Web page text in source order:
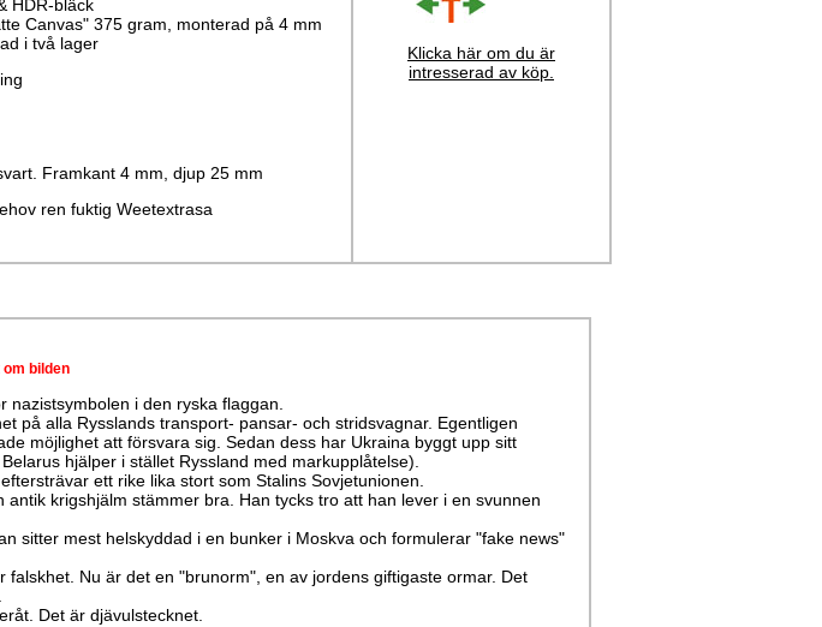
HDR-bläck
Canvas" 375 gram, monterad på 4 mm
i två lager
Framkant 4 mm, djup 25 mm
ren fuktig Weetextrasa
Klicka här om du är
intresserad av köp.
om bilden
i den ryska flaggan.
på alla Rysslands transport- pansar- och stridsvagnar. Egentligen
möjlighet att försvara sig. Sedan dess har Ukraina byggt upp sitt
hjälper i stället Ryssland med markupplåtelse).
ett rike lika stort som Stalins Sovjetunionen.
krigshjälm stämmer bra. Han tycks tro att han lever i en svunnen
sitter mest helskyddad i en bunker i Moskva och formulerar "fake news"
Nu är det en "brunorm", en av jordens giftigaste ormar. Det
Det är djävulstecknet.